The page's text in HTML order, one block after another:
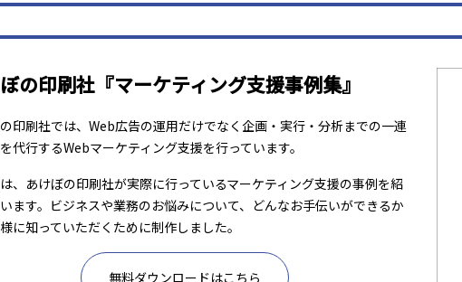
の印刷社『マーケティング支援事例集』
印刷社では、Web広告の運用だけでなく企画・実行・分析までの一連
代行するWebマーケティング支援を行っています。
、あけぼの印刷社が実際に行っているマーケティング支援の事例を紹
ます。ビジネスや業務のお悩みについて、どんなお手伝いができるか
に知っていただくために制作しました。
無料ダウンロードはこちら